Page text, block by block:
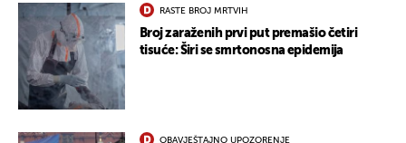
RASTE BROJ MRTVIH
Broj zaraženih prvi put premašio četiri
tisuće: Širi se smrtonosna epidemija
OBAVJEŠTAJNO UPOZORENJE